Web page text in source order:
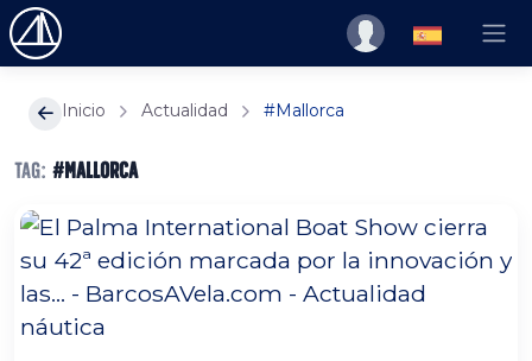
Inicio Actualidad #Mallorca
Tag: #Mallorca